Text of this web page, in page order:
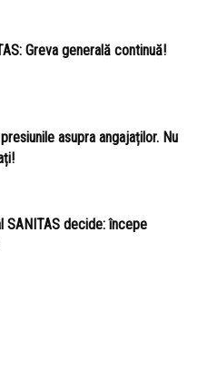
Greva generală continuă!
asupra angajaților. Nu
SANITAS decide: începe